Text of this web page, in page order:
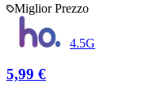
Miglior Prezzo
4.5G
5,99 €